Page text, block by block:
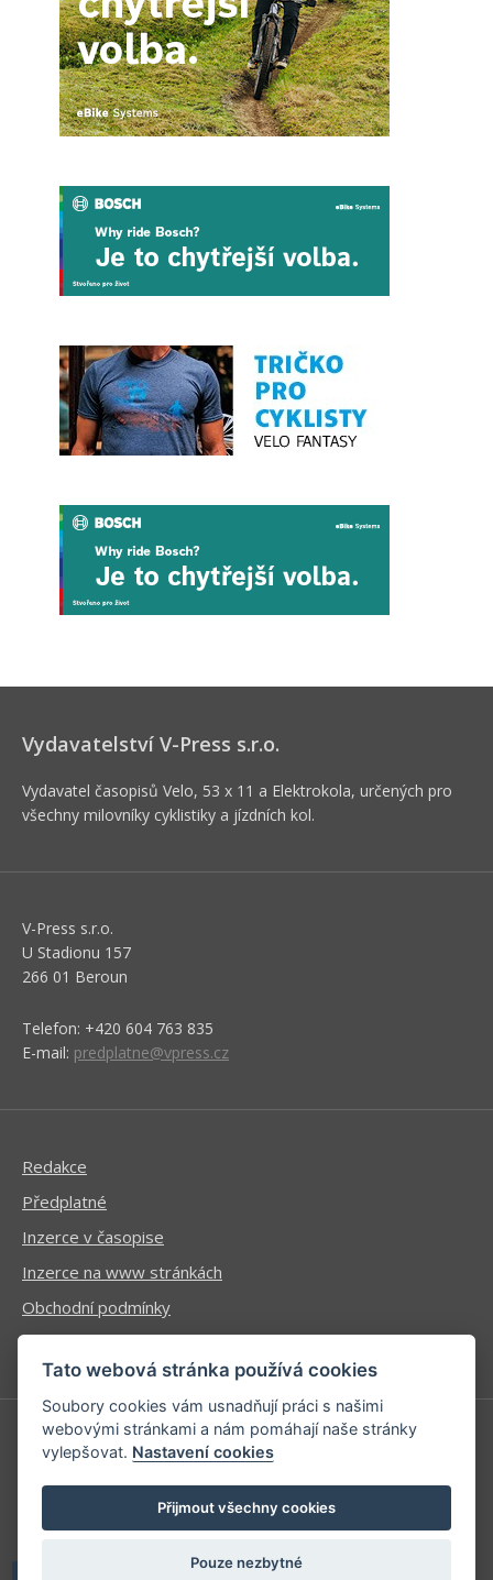
Vydavatelství V-Press s.r.o.
Vydavatel časopisů Velo, 53 x 11 a Elektrokola, určených pro
všechny milovníky cyklistiky a jízdních kol.
V-Press s.r.o.
U Stadionu 157
266 01 Beroun
Telefon: +420 604 763 835
E-mail: predplatne@vpress.cz
Redakce
Předplatné
Inzerce v časopise
Inzerce na www stránkách
Obchodní podmínky
Ochrana osobních údajů
Příhlášení | Registrace
Kontaktní informace
Mapa stránek
Tato webová stránka používá cookies
Soubory cookies vám usnadňují práci s našimi
webovými stránkami a nám pomáhají naše stránky
vylepšovat. Nastavení cookies
Přijmout všechny cookies
Pouze nezbytné